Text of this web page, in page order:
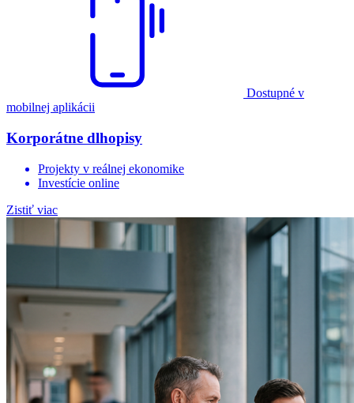
Dostupné v
mobilnej aplikácii
Korporátne dlhopisy
Projekty v reálnej ekonomike
Investície online
Zistiť viac